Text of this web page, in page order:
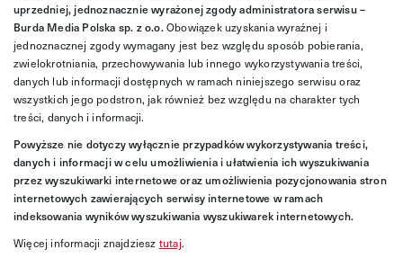
uprzedniej, jednoznacznie wyrażonej zgody administratora serwisu –
Burda Media Polska sp. z o.o.Obowiązek uzyskania wyraźnej i
jednoznacznej zgody wymagany jest bez względu sposób pobierania,
zwielokrotniania, przechowywania lub innego wykorzystywania treści,
danych lub informacji dostępnych w ramach niniejszego serwisu oraz
wszystkich jego podstron, jak również bez względu na charakter tych
treści, danych i informacji.
Powyższe nie dotyczy wyłącznie przypadków wykorzystywania treści,
danych i informacji w celu umożliwienia i ułatwienia ich wyszukiwania
przez wyszukiwarki internetowe oraz umożliwienia pozycjonowania stron
internetowych zawierających serwisy internetowe w ramach
indeksowania wyników wyszukiwania wyszukiwarek internetowych.
Więcej informacji znajdziesz tutaj.